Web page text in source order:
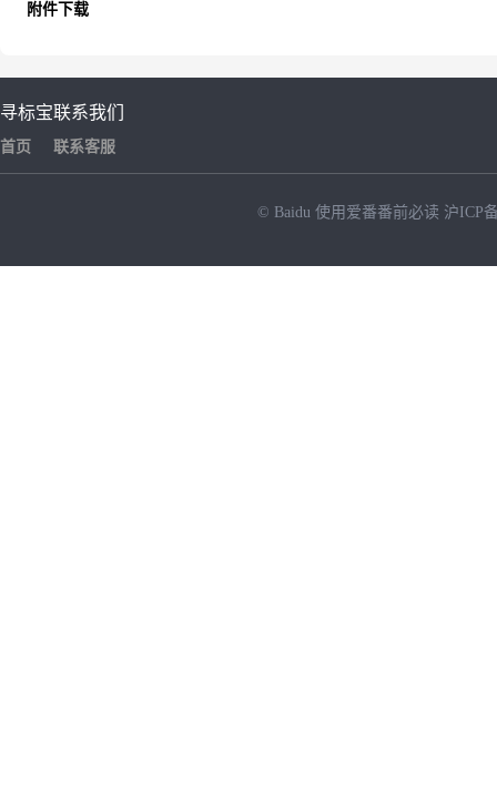
附件下载
寻标宝
首页
联系我们
联系客服
© Baidu 使用爱番番前必读 沪ICP